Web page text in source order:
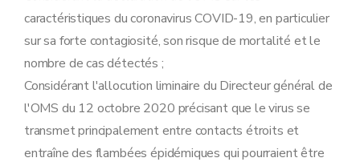
caractéristiques du coronavirus COVID-19, en particulier
sur sa forte contagiosité, son risque de mortalité et le
nombre de cas détectés ;
Considérant l'allocution liminaire du Directeur général de
l'OMS du 12 octobre 2020 précisant que le virus se
transmet principalement entre contacts étroits et
entraîne des flambées épidémiques qui pourraient être